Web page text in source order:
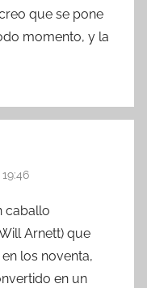
que se pone
momento, y la
caballo
Arnett) que
los noventa,
en un